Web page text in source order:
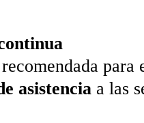
para
asistenciaa las